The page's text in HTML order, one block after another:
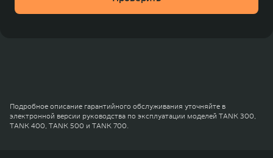
различными методами)
гарантии.
Подробное описание гарантийного обслуживания уточняйте в
электронной версии руководства по эксплуатации моделей TANK 300,
TANK 400, TANK 500 и TANK 700.